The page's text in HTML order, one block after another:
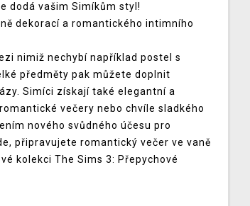
dodá vašim Simíkům styl!
dekorací a romantického intimního
nimiž nechybí například postel s
předměty pak můžete doplnit
Simíci získají také elegantní a
večery nebo chvíle sladkého
nového svůdného účesu pro
připravujete romantický večer ve vaně
kolekci The Sims 3: Přepychové